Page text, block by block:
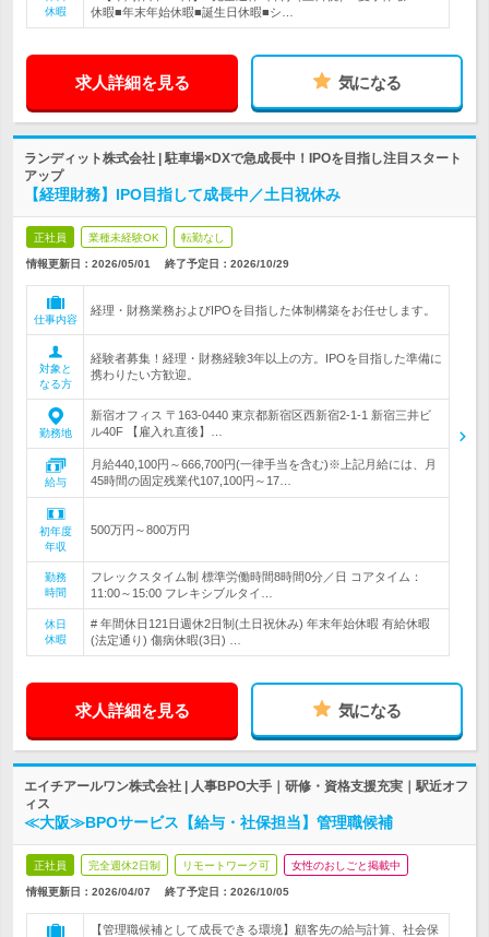
休暇
休暇■年末年始休暇■誕生日休暇■シ…
求人詳細を見る 気になる
ランディット株式会社 | 駐車場×DXで急成長中！IPOを目指し注目スタート
アップ
【経理財務】IPO目指して成長中／土日祝休み
正社員 業種未経験OK 転勤なし
情報更新日：2026/05/01 終了予定日： 2026/10/29
仕事内容
経理・財務業務およびIPOを目指した体制構築をお任せします。
対象と
なる方
経験者募集！経理・財務経験3年以上の方。IPOを目指した準備に
携わりたい方歓迎。
勤務地
新宿オフィス 〒163-0440 東京都新宿区西新宿2-1-1 新宿三井ビ
ル40F 【雇入れ直後】…
給与
月給440,100円～666,700円(一律手当を含む)※上記月給には、月
45時間の固定残業代107,100円～17…
初年度
年収
500万円～800万円
勤務
時間
フレックスタイム制 標準労働時間8時間0分／日 コアタイム：
11:00～15:00 フレキシブルタイ…
休日
休暇
# 年間休日121日週休2日制(土日祝休み) 年末年始休暇 有給休暇
(法定通り) 傷病休暇(3日) …
求人詳細を見る 気になる
エイチアールワン株式会社 | 人事BPO大手｜研修・資格支援充実｜駅近オフ
ィス
≪大阪≫BPOサービス【給与・社保担当】管理職候補
正社員 完全週休2日制 リモートワーク可 女性のおしごと掲載中
情報更新日：2026/04/07 終了予定日： 2026/10/05
【管理職候補として成長できる環境】顧客先の給与計算、社会保